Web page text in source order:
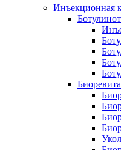
Инъекционная